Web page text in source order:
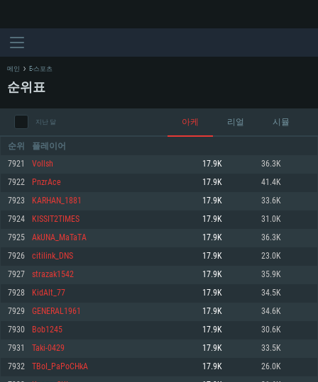
시스템 요구사항
최소사양
운영체제: Windows 10 (64 bit)
프로세서: 2.2 GHz 듀얼코어 이상
메모리: 4GB
그래픽 카드: DirectX 11 이상을 지원하는 AMD Radeon 77XX / NVIDIA
GeForce GT 660. 최소 사양 해상도: 720p
최소사양
운영체제: Mac OS Big Sur 11.0
프로세서: 최소 2.2 GHz의 Core i5 (Intel Xeon 은 지원하지 않습니다)
메모리: 6 GB
그래픽 카드: Metal 을 지원하는 Intel Iris Pro 5200 (Mac), 혹은 이와 비슷한 성
능을 가지는 Mac 버전의 AMD/Nvidia. 최소 해상도: 720p
최소사양
운영체제: 64bit Linux 중 최신 버전
프로세서: 2.4 GHz 듀얼코어
메모리: 4 GB
그래픽 카드: Vulkan 을 지원하고, 최신 그래픽 드라이버를 지원하는 NVIDIA
660 (6개월 미만) 혹은 그와 동급의 성능을 가지며 최신 그래픽 드라이버를 지
원하는 AMD (6개월 미만; 최소사양 지원 해상도 720p)
메인 E-스포츠
순위표
지난 달 아케 리얼 시뮬
순위 플레이어
7921 Vollsh 17.9K 36.3K
7922 PnzrAce 17.9K 41.4K
7923 KARHAN_1881 17.9K 33.6K
7924 KISSIT2TIMES 17.9K 31.0K
7925 AkUNA_MaTaTA 17.9K 36.3K
7926 citilink_DNS 17.9K 23.0K
7927 strazak1542 17.9K 35.9K
7928 KidAlt_77 17.9K 34.5K
7929 GENERAL1961 17.9K 34.6K
7930 Bob1245 17.9K 30.6K
7931 Taki-0429 17.9K 33.5K
7932 TBoI_PaPoCHkA 17.9K 26.0K